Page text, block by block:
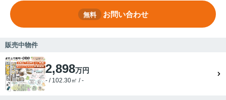
無料 お問い合わせ
販売中物件
2,898万円
- / 102.30㎡ / -